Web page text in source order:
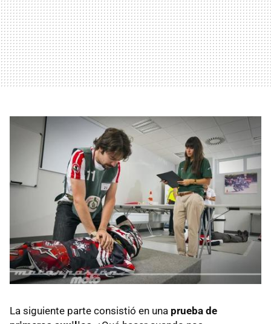
La siguiente parte consistió en una prueba de